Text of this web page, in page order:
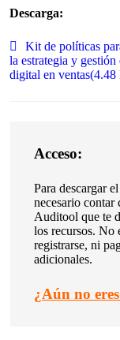
Descarga:
Archivar
Kit de políticas
la estrategia y
digital en ventas(4.48
Acceso:
Para descargar
necesario contar
Auditool que te
los recursos. No
registrarse, ni
adicionales.
¿Aún no